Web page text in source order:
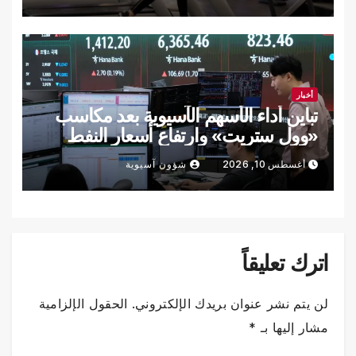
أخبار
تباين أداء الأسهم الآسيوية بعد مكاسب
«وول ستريت» وارتفاع أسعار النفط
أغسطس 10, 2026 شؤون آسيوية
اترك تعليقاً
لن يتم نشر عنوان بريدك الإلكتروني. الحقول الإلزامية
مشار إليها بـ *